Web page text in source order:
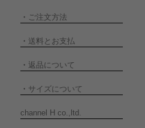
・ ご注文方法
・ 送料とお支払
・ 返品について
・ サイズについて
channel H co.,ltd.